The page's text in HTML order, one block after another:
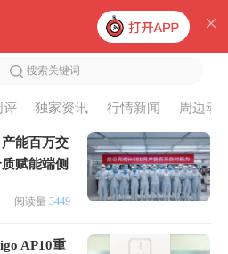
搜索关键词
评 独家资讯 行情新闻 周边动
能百万交
赋能端侧
阅读量 3449
AP10重